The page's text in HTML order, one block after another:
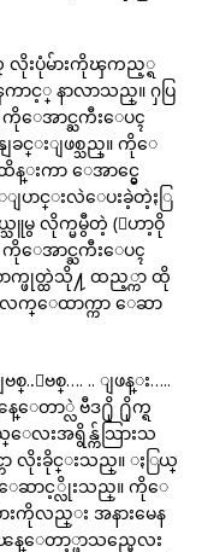
လိုးပုံမ်ားကိုၾကည့္ရ
င့္ နာလာသည္။ ႁပြ
ကိုေအာင္ႀကီးေပၚ
ခင္းျဖစ္သည္။ ကိုေ
းကာ ေအာင္မွေ
ာင္းလဲေပးခဲ့တဲ့ႏြ
မွ လိုက္မမွီတဲ့ (ေဟာ့ဝို
ေအာင္ႀကီးေပၚ
က္ဖုတ္ထဲသို႔ ထည့္ကာ ထို
လက္ေထာက္ကာ ေဆာ
စ္..ျဗစ္…. .. ျဖန္း…..
ေတာ္လဲ ဗီဒ႐ို ႐ိုက္ရ
လးအရွိန္က်သြားသ
ာ လိုးခိုင္းသည္။ ႏြယ္
ေဆာင့္လိုးသည္။ ကိုေ
ကိုလည္း အနားမေန
ေတာ့္ဖာသည္မေလး